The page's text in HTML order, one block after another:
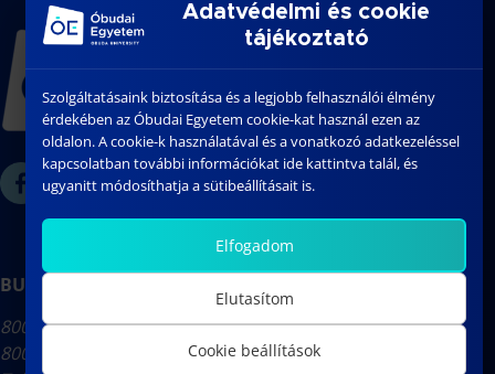
BUDAI ÚTI CAMPUS
8000 Székesfehérvár, Budai út 45. (F és K épület)
8000 Székesfehérvár, Budai út 43. (S és C1 épület)
Adatvédelmi és cookie
tájékoztató
Szolgáltatásaink biztosítása és a legjobb felhasználói élmény
érdekében az Óbudai Egyetem cookie-kat használ ezen az
oldalon. A cookie-k használatával és a vonatkozó adatkezeléssel
kapcsolatban további információkat ide kattintva talál, és
ugyanitt módosíthatja a sütibeállításait is.
Elfogadom
Elutasítom
Cookie beállítások